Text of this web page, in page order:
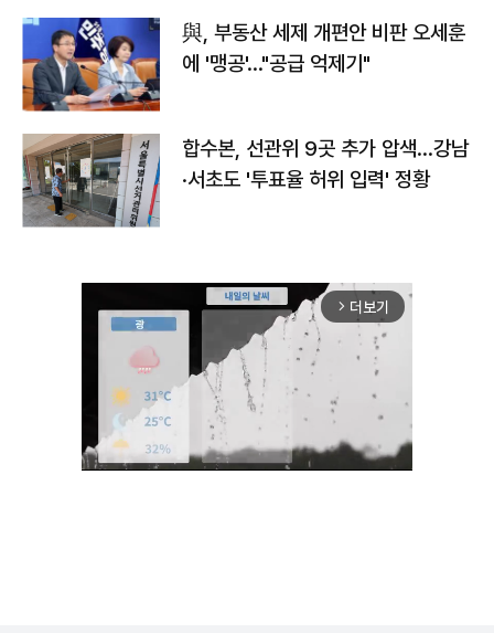
與, 부동산 세제 개편안 비판 오세훈
에 '맹공'…"공급 억제기"
합수본, 선관위 9곳 추가 압색…강남
·서초도 '투표율 허위 입력' 정황
arrow_forward_ios 더보기